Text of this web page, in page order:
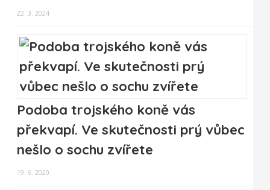
22. 3. 2024
Podoba trojského koně vás
překvapí. Ve skutečnosti prý vůbec
nešlo o sochu zvířete
19. 6. 2020